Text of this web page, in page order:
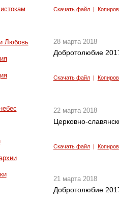
Любовь
Скачать файл|
28 марта 2018
Добротолюбие
Скачать файл|
22 марта 2018
Церковно-
Скачать файл|
21 марта 2018
Добротолюбие